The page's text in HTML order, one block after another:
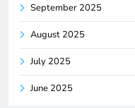
September 2025
August 2025
July 2025
June 2025